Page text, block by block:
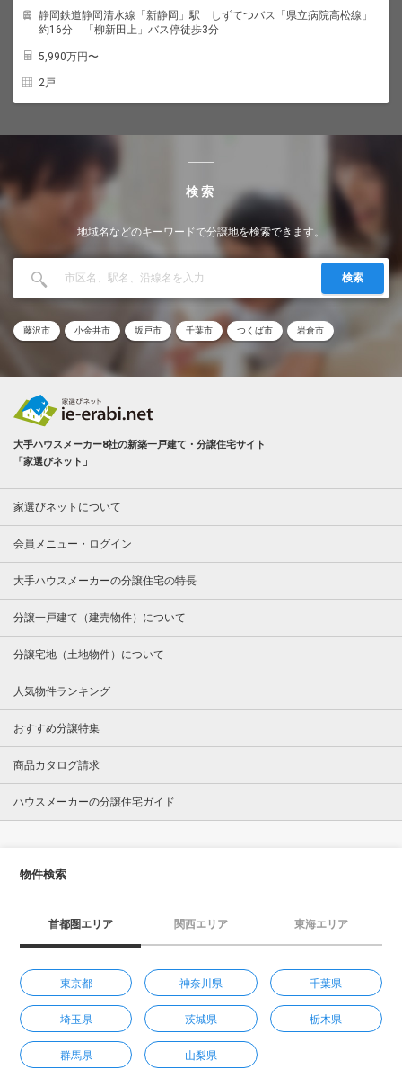
静岡鉄道静岡清水線「新静岡」駅 しずてつバス「県立病院高松線」
約16分 「柳新田上」バス停徒歩3分
5,990万円〜
2戸
検索
地域名などのキーワードで分譲地を検索できます。
検索
藤沢市 小金井市 坂戸市 千葉市 つくば市 岩倉市
大手ハウスメーカー8社の新築一戸建て・分譲住宅サイト
「家選びネット」
家選びネットについて
会員メニュー・ログイン
大手ハウスメーカーの分譲住宅の特長
分譲一戸建て（建売物件）について
分譲宅地（土地物件）について
人気物件ランキング
おすすめ分譲特集
商品カタログ請求
ハウスメーカーの分譲住宅ガイド
物件検索
首都圏エリア 関西エリア 東海エリア
東京都 神奈川県 千葉県
埼玉県 茨城県 栃木県
群馬県 山梨県